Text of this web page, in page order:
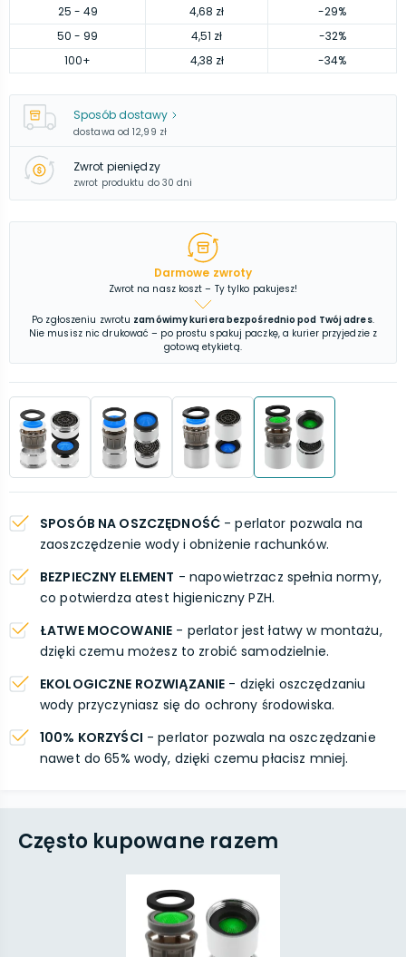
25 - 49 4,68 zł
-29%
50 - 99 4,51 zł
-32%
100+ 4,38 zł -34%
Sposób dostawy
dostawa od 12,99 zł
Zwrot pieniędzy
zwrot produktu do 30 dni
Darmowe zwroty
Zwrot na nasz koszt – Ty tylko pakujesz!
Po zgłoszeniu zwrotu zamówimy kuriera bezpośrednio pod Twój adres.
Nie musisz nic drukować – po prostu spakuj paczkę, a kurier przyjedzie z
gotową etykietą.
SPOSÓB NA OSZCZĘDNOŚĆ- perlator pozwala na
zaoszczędzenie wody i obniżenie rachunków.
BEZPIECZNY ELEMENT - napowietrzacz spełnia normy,
co potwierdza atest higieniczny PZH.
ŁATWE MOCOWANIE - perlator jest łatwy w montażu,
dzięki czemu możesz to zrobić samodzielnie.
EKOLOGICZNE ROZWIĄZANIE - dzięki oszczędzaniu
wody przyczyniasz się do ochrony środowiska.
100% KORZYŚCI - perlator pozwala na oszczędzanie
nawet do 65% wody, dzięki czemu płacisz mniej.
Często kupowane razem